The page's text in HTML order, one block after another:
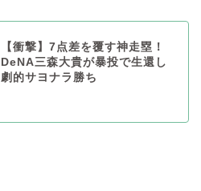
【衝撃】7点差を覆す神走塁！
DeNA三森大貴が暴投で生還し
劇的サヨナラ勝ち